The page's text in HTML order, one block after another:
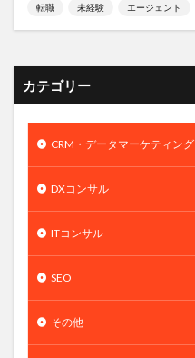
転職 未経験 エージェント
カテゴリー
CRM・データマーケティング
DXコンサル
ITコンサル
SEO
その他